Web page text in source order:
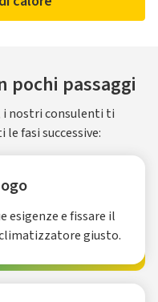
pochi passaggi
i nostri consulenti ti
fasi successive:
esigenze e fissare il
giusto.